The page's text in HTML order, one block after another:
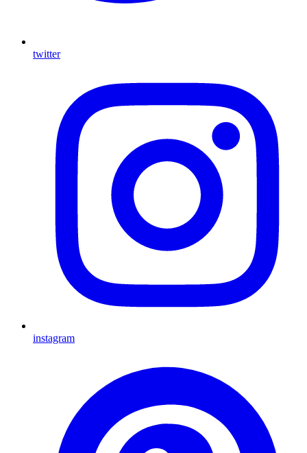
twitter
instagram